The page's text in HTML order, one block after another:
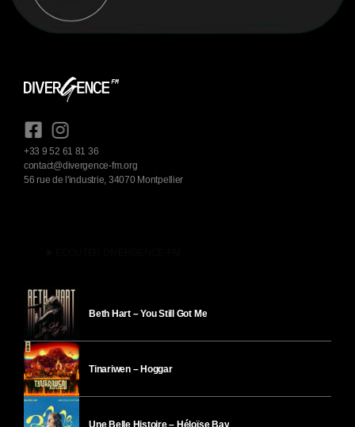
+33 9 52 61 81 36
contact@divergence-fm.org
56 rue de l'industrie, 34070 Montpellier
Beth Hart – You Still Got Me
Tinariwen – Hoggar
Une Belle Histoire – Héloïse Bay